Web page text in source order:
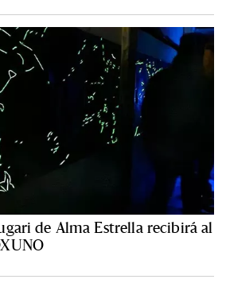
de Alma Estrella recibirá al